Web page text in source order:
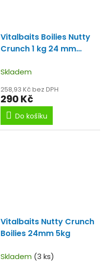
Vitalbaits Boilies Nutty
Crunch 1 kg 24 mm
ořechu a mléčných
proteinů.
Skladem
258,93 Kč bez DPH
290 Kč
Do košíku
Vitalbaits Nutty Crunch
Boilies 24mm 5kg
Skladem (3 ks)